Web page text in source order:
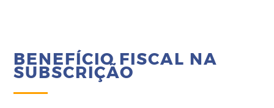
BENEFÍCIO FISCAL NA
SUBSCRIÇÃO